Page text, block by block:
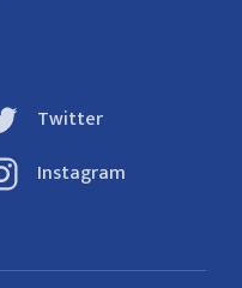
Twitter
Instagram